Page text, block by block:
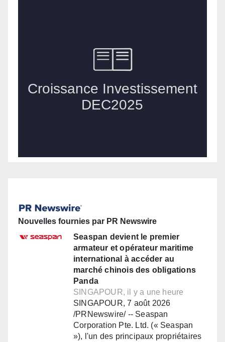
Nouvelles fournies par PR Newswire
Seaspan devient le premier
armateur et opérateur maritime
international à accéder au
marché chinois des obligations
Panda
SINGAPOUR, il y a une heure
SINGAPOUR, 7 août 2026
/PRNewswire/ -- Seaspan
Corporation Pte. Ltd. (« Seaspan
»), l'un des principaux propriétaires